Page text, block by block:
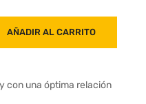
AÑADIR AL CARRITO
con una óptima relación